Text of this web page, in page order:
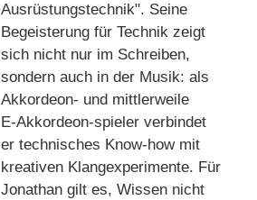
Ausrüstungstechnik". Seine
Begeisterung für Technik zeigt
sich nicht nur im Schreiben,
sondern auch in der Musik: als
Akkordeon‑ und mittlerweile
E‑Akkordeon‑spieler verbindet
er technisches Know‑how mit
kreativen Klangexperimente. Für
Jonathan gilt es, Wissen nicht